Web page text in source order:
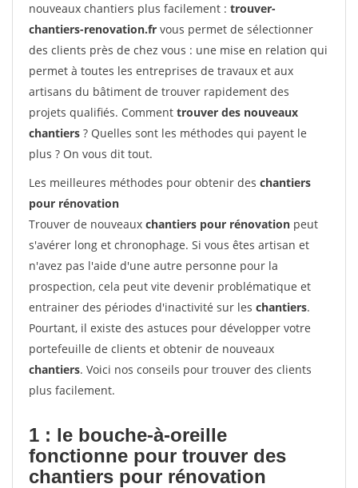
nouveaux chantiers plus facilement : trouver-
chantiers-renovation.fr vous permet de sélectionner
des clients près de chez vous : une mise en relation qui
permet à toutes les entreprises de travaux et aux
artisans du bâtiment de trouver rapidement des
projets qualifiés. Comment trouver des nouveaux
chantiers ? Quelles sont les méthodes qui payent le
plus ? On vous dit tout.
Les meilleures méthodes pour obtenir des chantiers
pour rénovation
Trouver de nouveaux chantiers pour rénovation peut
s'avérer long et chronophage. Si vous êtes artisan et
n'avez pas l'aide d'une autre personne pour la
prospection, cela peut vite devenir problématique et
entrainer des périodes d'inactivité sur les chantiers.
Pourtant, il existe des astuces pour développer votre
portefeuille de clients et obtenir de nouveaux
chantiers. Voici nos conseils pour trouver des clients
plus facilement.
1 : le bouche-à-oreille
fonctionne pour trouver des
chantiers pour rénovation